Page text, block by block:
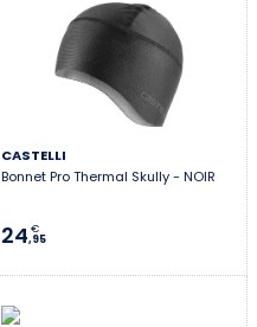
CASTELLI
Bonnet Pro Thermal Skully - NOIR
24,95
€